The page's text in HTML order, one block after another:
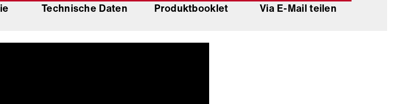
Technische Daten Produktbooklet Via E-Mail teilen